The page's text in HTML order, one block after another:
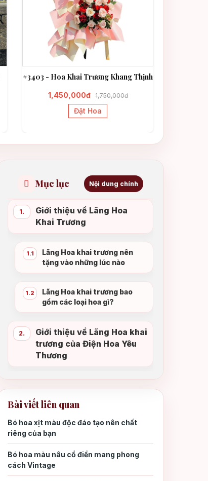
#3403 - Hoa Khai Trương Khang Thịnh
1,450,000đ 1,750,000đ
Đặt Hoa
Mục lục Nội dung chính
1.
Giới thiệu về Lãng Hoa
Khai Trương
1.1
Lãng Hoa khai trương nên
tặng vào những lúc nào
1.2
Lãng Hoa khai trương bao
gồm các loại hoa gì?
2.
Giới thiệu về Lãng Hoa khai
trương của Điện Hoa Yêu
Thương
Bài viết liên quan
Bó hoa xịt màu độc đáo tạo nên chất
riêng của bạn
Bó hoa màu nâu cổ điển mang phong
cách Vintage